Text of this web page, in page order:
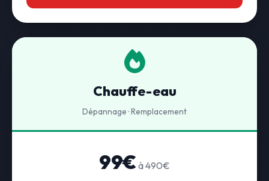
Chauffe-eau
Dépannage · Remplacement
99€ à 490€